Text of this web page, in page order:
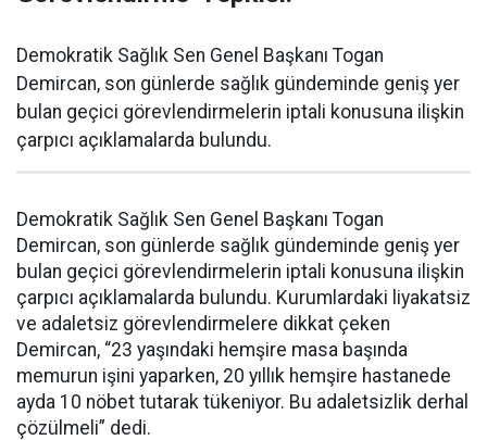
Demokratik Sağlık Sen Genel Başkanı Togan
Demircan, son günlerde sağlık gündeminde geniş yer
bulan geçici görevlendirmelerin iptali konusuna ilişkin
çarpıcı açıklamalarda bulundu.
Demokratik Sağlık Sen Genel Başkanı Togan
Demircan, son günlerde sağlık gündeminde geniş yer
bulan geçici görevlendirmelerin iptali konusuna ilişkin
çarpıcı açıklamalarda bulundu. Kurumlardaki liyakatsiz
ve adaletsiz görevlendirmelere dikkat çeken
Demircan, “23 yaşındaki hemşire masa başında
memurun işini yaparken, 20 yıllık hemşire hastanede
ayda 10 nöbet tutarak tükeniyor. Bu adaletsizlik derhal
çözülmeli” dedi.